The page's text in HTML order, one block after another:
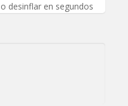
desinflar en segundos